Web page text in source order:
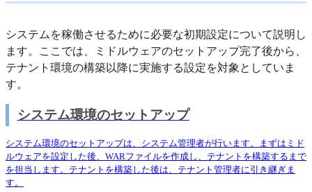
システムを稼働させるために必要な初期設定について説明し
ます。ここでは、ミドルウェアのセットアップ完了後から、
テナント環境の構築以降に実施する設定を対象としていま
す。
システム環境のセットアップ
システム環境のセットアップは、システム管理者が行います。まずはミド
ルウェアを設定した後、WARファイルを作成し、テナントを構築するまで
を担当します。テナントを構築した後は、テナント管理者に引き継ぎま
す。